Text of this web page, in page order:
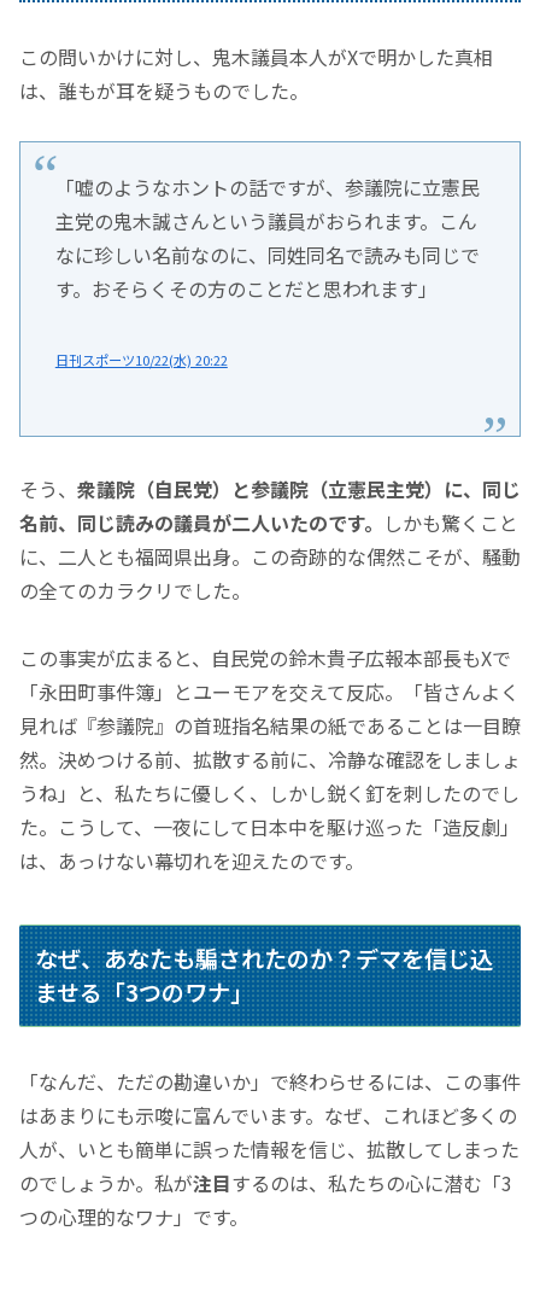
この問いかけに対し、鬼木議員本人がXで明かした真相
は、誰もが耳を疑うものでした。
「嘘のようなホントの話ですが、参議院に立憲民
主党の鬼木誠さんという議員がおられます。こん
なに珍しい名前なのに、同姓同名で読みも同じで
す。おそらくその方のことだと思われます」
日刊スポーツ10/22(水) 20:22
そう、 衆議院（自民党）と参議院（立憲民主党）に、同じ
名前、同じ読みの議員が二人いたのです。 しかも驚くこと
に、二人とも福岡県出身。この奇跡的な偶然こそが、騒動
の全てのカラクリでした。
この事実が広まると、自民党の鈴木貴子広報本部長もXで
「永田町事件簿」 とユーモアを交えて反応。
「皆さんよく
見れば『参議院』の首班指名結果の紙であることは一目瞭
然。決めつける前、拡散する前に、冷静な確認をしましょ
うね」 と、私たちに優しく、しかし鋭く釘を刺したのでし
た。こうして、一夜にして日本中を駆け巡った 「造反劇」
は、あっけない幕切れを迎えたのです。
なぜ、あなたも騙されたのか？デマを信じ込
ませる「3つのワナ」
「なんだ、ただの勘違いか」 で終わらせるには、この事件
はあまりにも示唆に富んでいます。なぜ、これほど多くの
人が、いとも簡単に誤った情報を信じ、拡散してしまった
のでしょうか。私が注目するのは、私たちの心に潜む 「3
つの心理的なワナ」 です。